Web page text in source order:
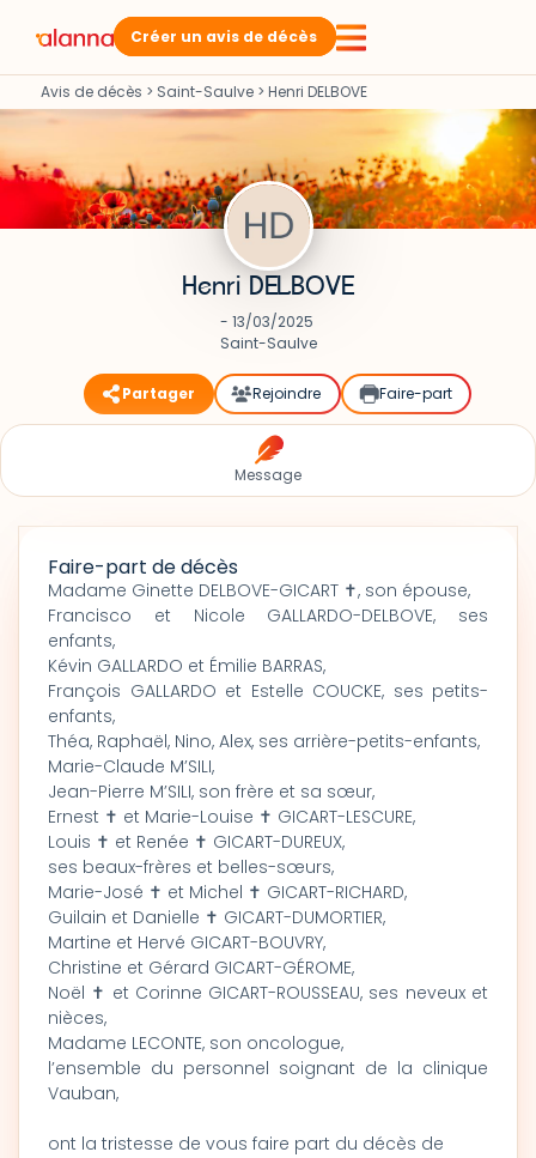
Créer un avis de décès
Avis de décès > Saint-Saulve > Henri DELBOVE
Henri DELBOVE
- 13/03/2025
Saint-Saulve
Partager Rejoindre Faire-part
Message
Faire-part de décès
Madame Ginette DELBOVE-GICART ✝, son épouse,
Francisco et Nicole GALLARDO-DELBOVE, ses
enfants,
Kévin GALLARDO et Émilie BARRAS,
François GALLARDO et Estelle COUCKE, ses petits-
enfants,
Théa, Raphaël, Nino, Alex, ses arrière-petits-enfants,
Marie-Claude M’SILI,
Jean-Pierre M’SILI, son frère et sa sœur,
Ernest ✝ et Marie-Louise ✝ GICART-LESCURE,
Louis ✝ et Renée ✝ GICART-DUREUX,
ses beaux-frères et belles-sœurs,
Marie-José ✝ et Michel ✝ GICART-RICHARD,
Guilain et Danielle ✝ GICART-DUMORTIER,
Martine et Hervé GICART-BOUVRY,
Christine et Gérard GICART-GÉROME,
Noël ✝ et Corinne GICART-ROUSSEAU, ses neveux et
nièces,
Madame LECONTE, son oncologue,
l’ensemble du personnel soignant de la clinique
Vauban,
ont la tristesse de vous faire part du décès de